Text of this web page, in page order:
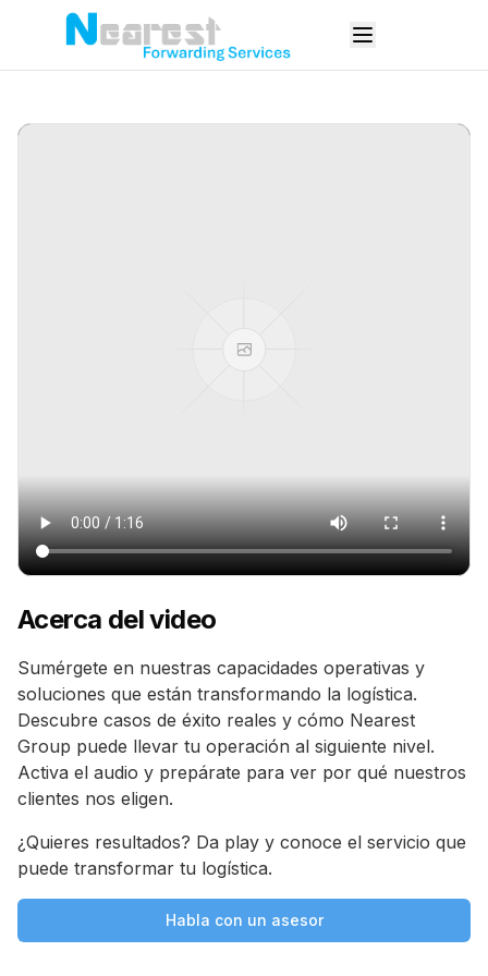
Acerca del video
Sumérgete en nuestras capacidades operativas y
soluciones que están transformando la logística.
Descubre casos de éxito reales y cómo Nearest
Group puede llevar tu operación al siguiente nivel.
Activa el audio y prepárate para ver por qué nuestros
clientes nos eligen.
¿Quieres resultados? Da play y conoce el servicio que
puede transformar tu logística.
Habla con un asesor